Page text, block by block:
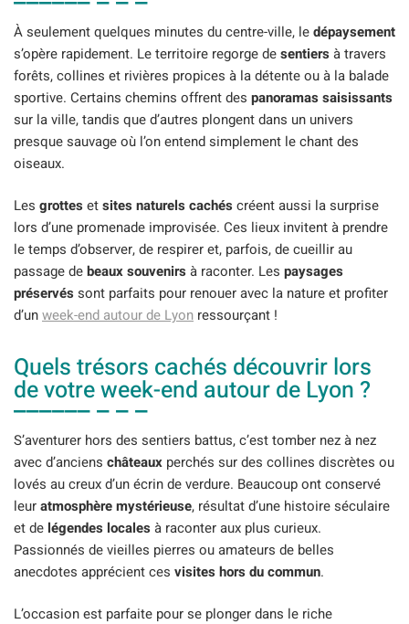
À seulement quelques minutes du centre-ville, ledépaysement
s’opère rapidement. Le territoire regorge desentiersà travers
forêts, collines et rivières propices à la détente ou à la balade
sportive. Certains chemins offrent des panoramas saisissants
sur la ville, tandis que d’autres plongent dans un univers
presque sauvage où l’on entend simplement le chant des
oiseaux.
Les grottesetsites naturels cachéscréent aussi la surprise
lors d’une promenade improvisée. Ces lieux invitent à prendre
le temps d’observer, de respirer et, parfois, de cueillir au
passage debeaux souvenirsà raconter. Les paysages
préservéssont parfaits pour renouer avec la nature et profiter
d’unweek-end autour de Lyon ressourçant !
Quels trésors cachés découvrir lors
de votre week-end autour de Lyon ?
S’aventurer hors des sentiers battus, c’est tomber nez à nez
avec d’anciens châteaux perchés sur des collines discrètes ou
lovés au creux d’un écrin de verdure. Beaucoup ont conservé
leuratmosphère mystérieuse, résultat d’une histoire séculaire
et de légendes localesà raconter aux plus curieux.
Passionnés de vieilles pierres ou amateurs de belles
anecdotes apprécient ces visites hors du commun.
L’occasion est parfaite pour se plonger dans le riche